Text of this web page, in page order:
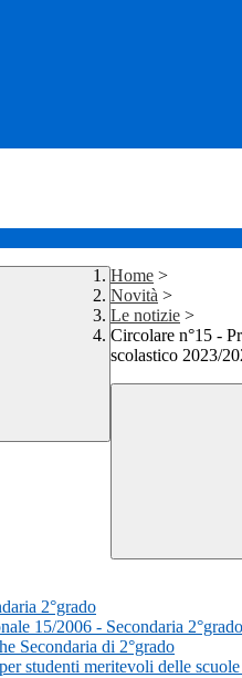
Home >
Novità >
Le notizie >
Circolare n°15 -
scolastico 2023/
2°grado
15/2006 - Secondaria
Secondaria di 2°grado
studenti meritevoli delle